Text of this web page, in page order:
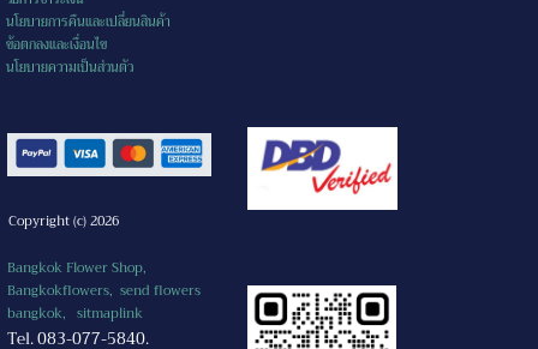
นโยบายการคืนและเปลี่ยนสินค้า
ข้อตกลงและเงื่อนไข
นโยบายความเป็นส่วนตัว
Copyright (c) 2026
Bangkok Flower Shop,
Bangkokflowers, send flowers
bangkok, sitmaplink
Tel. 083-077-5840.